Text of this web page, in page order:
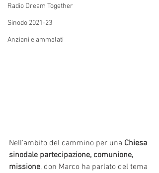
Radio Dream Together
Sinodo 2021-23
Anziani e ammalati
Nell'ambito del cammino per una Chiesa
sinodale partecipazione, comunione,
missione, don Marco ha parlato del tema